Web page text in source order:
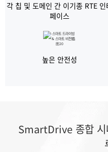
각 칩 및 도메인 간 이기종 RTE 인
페이스
높은 안전성
SmartDrive 종합 시